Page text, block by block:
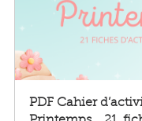
PDF Cahier